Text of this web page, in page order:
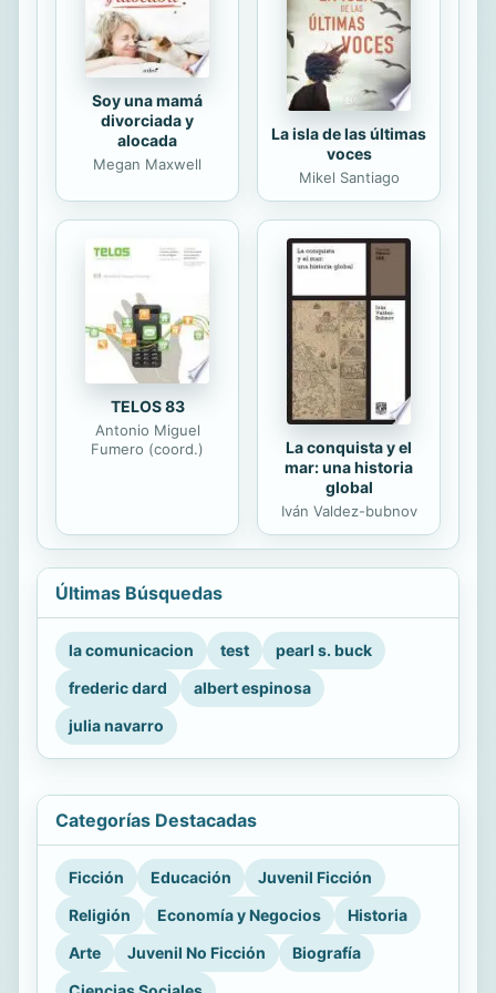
de los investigadores ha priorizado el
estudio de sus textos literarios,
dejando en segundo...
Soy una mamá
divorciada y
alocada
Megan Maxwell
La isla de las últimas
voces
Mikel Santiago
TELOS 83
Antonio Miguel
Fumero (coord.)
La conquista y el
mar: una historia
global
Iván Valdez-bubnov
Últimas Búsquedas
la comunicacion test
pearl s. buck
frederic dard
albert espinosa
julia navarro
Categorías Destacadas
Ficción Educación
Juvenil Ficción
Religión
Economía y Negocios
Historia
Arte
Juvenil No Ficción
Biografía